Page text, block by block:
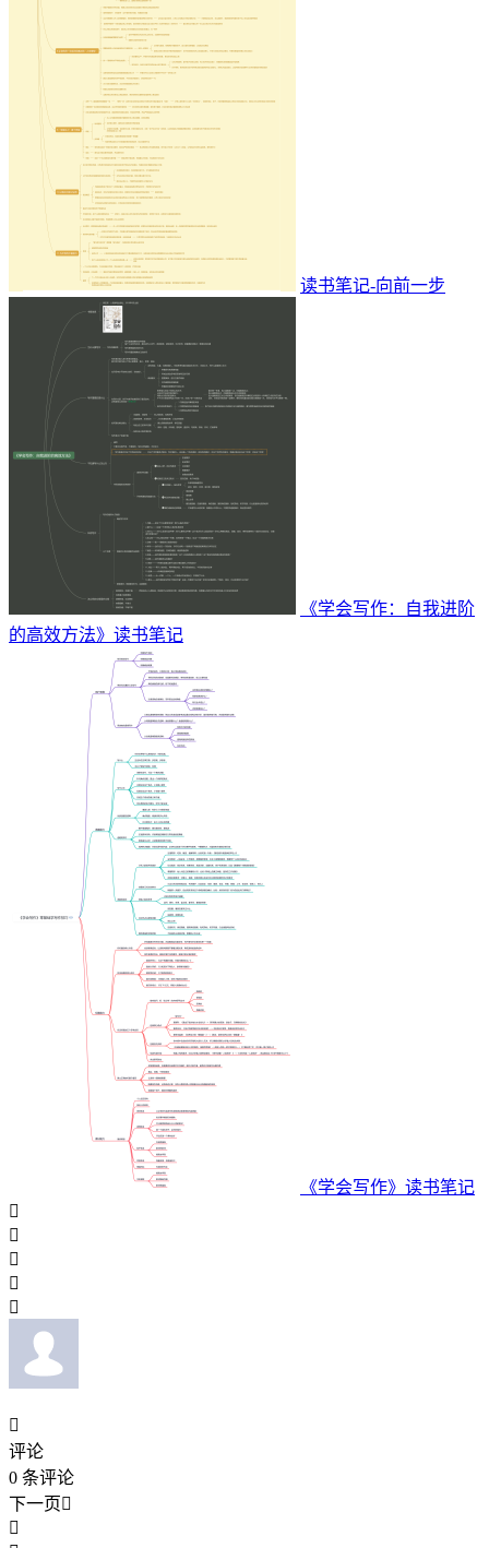
读书笔记-向前一步
《学会写作：自我进阶
的高效方法》读书笔记
《学会写作》读书笔记






评论
0 条评论
下一页
